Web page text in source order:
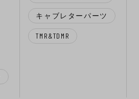
キャブレターパーツ
TMR&TDMR